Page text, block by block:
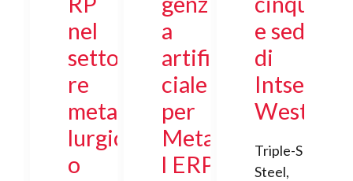
nel
setto
re
metal
lurgic
o
a
artifi
ciale
per
Meta
l ERP
e sedi
di
Intsel
West
Triple-S
Steel,